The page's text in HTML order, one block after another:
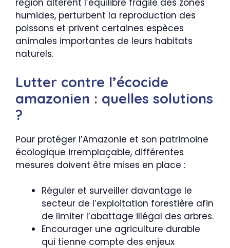
région altèrent l’équilibre fragile des zones
humides, perturbent la reproduction des
poissons et privent certaines espèces
animales importantes de leurs habitats
naturels.
Lutter contre l’écocide
amazonien : quelles solutions
?
Pour protéger l’Amazonie et son patrimoine
écologique irremplaçable, différentes
mesures doivent être mises en place :
Réguler et surveiller davantage le
secteur de l’exploitation forestière afin
de limiter l’abattage illégal des arbres.
Encourager une agriculture durable
qui tienne compte des enjeux